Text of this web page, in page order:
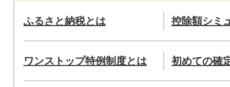
ふるさと納税とは 控除額シミ
ワンストップ特例制度とは 初めての確